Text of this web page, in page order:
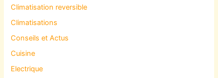
Climatisation reversible
Climatisations
Conseils et Actus
Cuisine
Electrique